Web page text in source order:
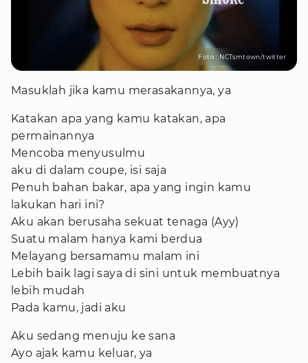
Foto : NCTsmtown/twitter
Masuklah jika kamu merasakannya, ya
Katakan apa yang kamu katakan, apa
permainannya
Mencoba menyusulmu
aku di dalam coupe, isi saja
Penuh bahan bakar, apa yang ingin kamu
lakukan hari ini?
Aku akan berusaha sekuat tenaga (Ayy)
Suatu malam hanya kami berdua
Melayang bersamamu malam ini
Lebih baik lagi saya di sini untuk membuatnya
lebih mudah
Pada kamu, jadi aku
Aku sedang menuju ke sana
Ayo ajak kamu keluar, ya